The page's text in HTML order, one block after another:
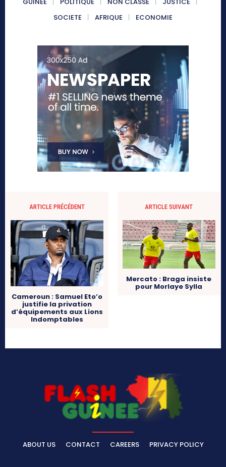
SOCIETE
AFRIQUE ECONOMIE
ARTICLE PRÉCÉDENT
Cameroun : Samuel Eto’o
justifie la privation
d’équipements aux Lions
Indomptables
ARTICLE SUIVANT
Mercato : Braga insiste
pour Morlaye Sylla
ABOUT US CONTACT CAREERS PRIVACY POLICY